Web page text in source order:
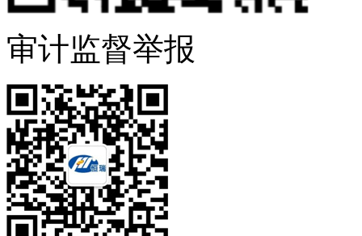
审计监督举报